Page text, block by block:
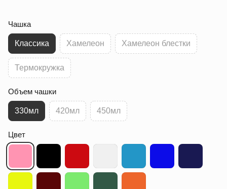
Чашка
Классика Хамелеон Хамелеон блестки
Термокружка
Объем чашки
330мл 420мл 450мл
Цвет